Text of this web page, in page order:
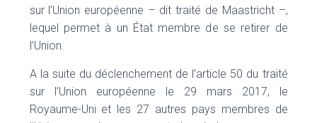
sur l’Union européenne – dit traité de Maastricht –,
lequel permet à un État membre de se retirer de
l’Union.
A la suite du déclenchement de l’article 50 du traité
sur l’Union européenne le 29 mars 2017, le
Royaume-Uni et les 27 autres pays membres de